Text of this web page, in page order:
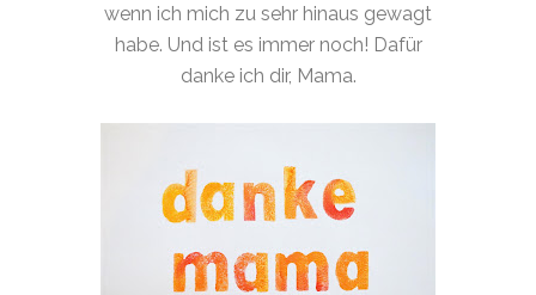
wenn ich mich zu sehr hinaus gewagt
habe. Und ist es immer noch! Dafür
danke ich dir, Mama.